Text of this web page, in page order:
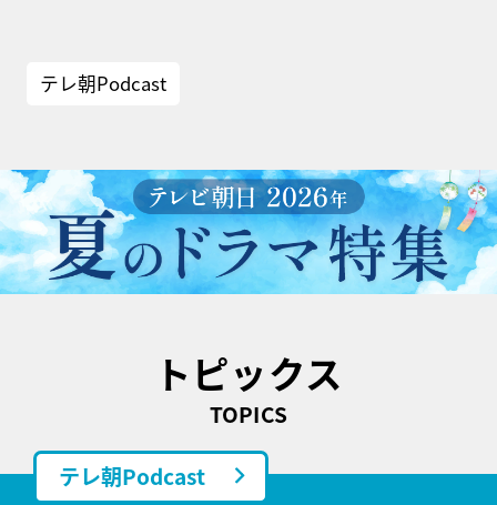
テレ朝Podcast
トピックス
TOPICS
テレ朝Podcast